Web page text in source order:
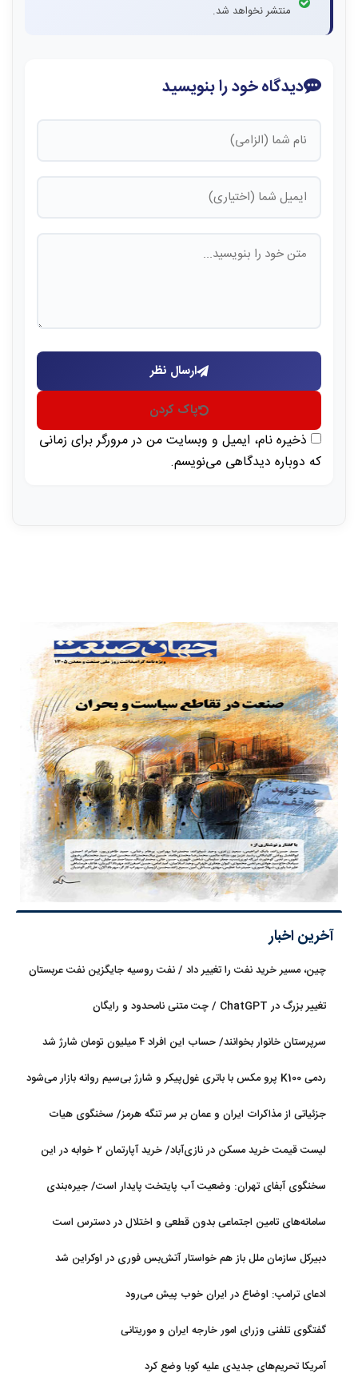
منتشر نخواهد شد.
دیدگاه خود را بنویسید
ارسال نظر
پاک کردن
ذخیره نام، ایمیل و وبسایت من در مرورگر برای زمانی
که دوباره دیدگاهی می‌نویسم.
آخرین اخبار
چین، مسیر خرید نفت را تغییر داد / نفت روسیه جایگزین نفت عربستان
تغییر بزرگ در ChatGPT / چت متنی نامحدود و رایگان
سرپرستان خانوار بخوانند/ حساب این افراد ۴ میلیون تومان شارژ شد
ردمی K100 پرو مکس با باتری غول‌پیکر و شارژ بی‌سیم روانه بازار می‌شود
جزئیاتی از مذاکرات ایران و عمان بر سر تنگه هرمز/ سخنگوی هیات
لیست قیمت خرید مسکن در نازی‌آباد/ خرید آپارتمان ۲ خوابه در این
سخنگوی آبفای تهران: وضعیت آب پایتخت پایدار است/ جیره‌بندی
سامانه‌های تامین اجتماعی بدون قطعی و اختلال در دسترس است
دبیرکل سازمان ملل باز هم خواستار آتش‌بس فوری در اوکراین شد
ادعای ترامپ: اوضاع در ایران خوب پیش می‌رود
گفتگوی تلفنی وزرای امور خارجه ایران و موریتانی
آمریکا تحریم‌های جدیدی علیه کوبا وضع کرد